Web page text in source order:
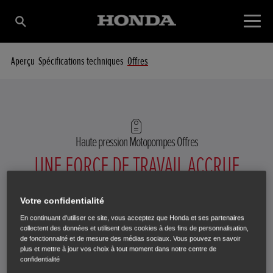
Aperçu Spécifications techniques Offres
Haute pression MotopompesOffres
UNE FORCE DE TRAVAIL ACCRUE
Votre confidentialité
En continuant d'utiliser ce site, vous acceptez que Honda et ses partenaires
collectent des données et utilisent des cookies à des fins de personnalisation,
de fonctionnalité et de mesure des médias sociaux. Vous pouvez en savoir
plus et mettre à jour vos choix à tout moment dans notre centre de
confidentialité